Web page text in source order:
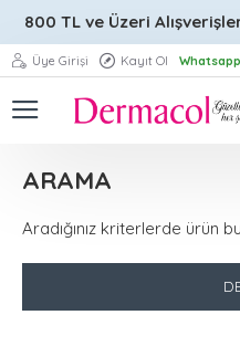
800 TL ve Üzeri
Üye Girişi Kayıt Ol
ARAMA
Aradığınız kriterlerde ürün